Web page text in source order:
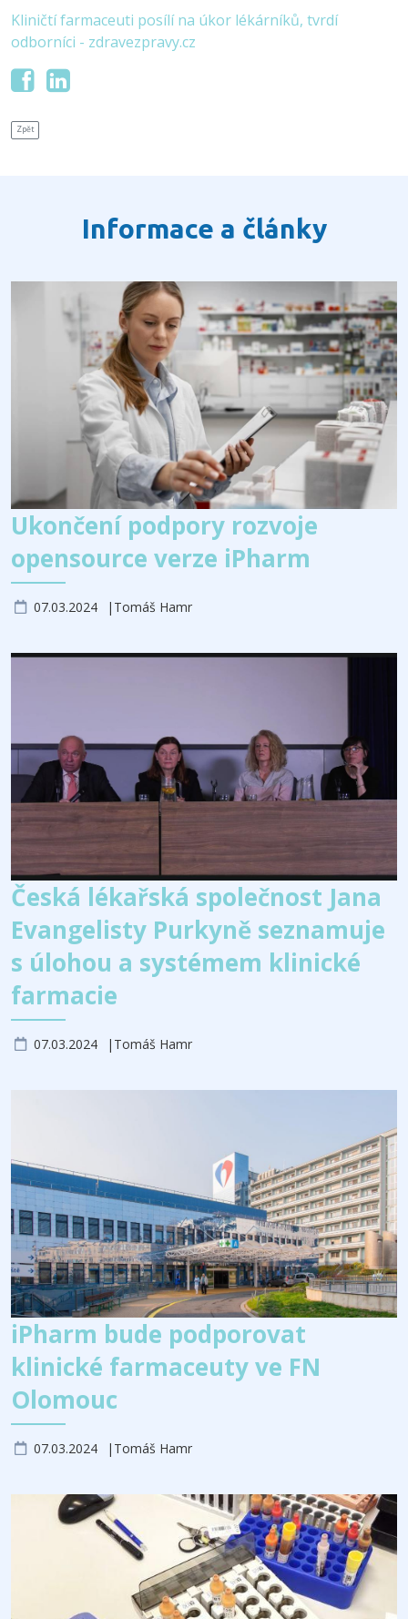
Kliničtí farmaceuti posílí na úkor lékárníků, tvrdí
odborníci - zdravezpravy.cz
Zpět
Informace a články
Ukončení podpory rozvoje
opensource verze iPharm
07.03.2024 Tomáš Hamr
Česká lékařská společnost Jana
Evangelisty Purkyně seznamuje
s úlohou a systémem klinické
farmacie
07.03.2024 Tomáš Hamr
iPharm bude podporovat
klinické farmaceuty ve FN
Olomouc
07.03.2024 Tomáš Hamr